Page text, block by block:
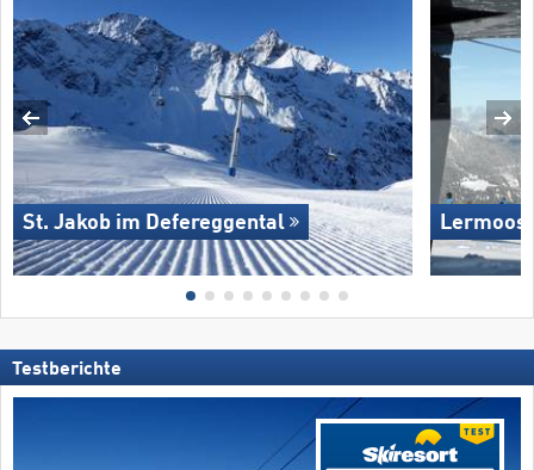
St. Jakob im Defereggental Lermoos
Testberichte